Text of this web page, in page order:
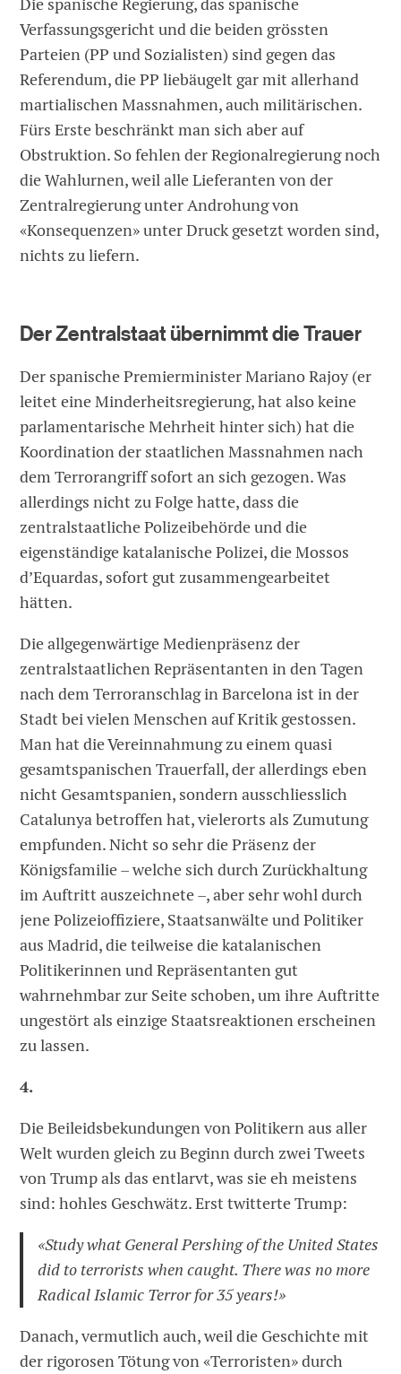
Verfassungsgericht und die beiden grössten
Parteien (PP und Sozialisten) sind gegen das
Referendum, die PP liebäugelt gar mit allerhand
martialischen Massnahmen, auch militärischen.
Fürs Erste beschränkt man sich aber auf
Obstruktion. So fehlen der Regionalregierung noch
die Wahlurnen, weil alle Lieferanten von der
Zentralregierung unter Androhung von
«Konsequenzen» unter Druck gesetzt worden sind,
nichts zu liefern.
Der Zentralstaat übernimmt die Trauer
Der spanische Premierminister Mariano Rajoy (er
leitet eine Minderheitsregierung, hat also keine
parlamentarische Mehrheit hinter sich) hat die
Koordination der staatlichen Massnahmen nach
dem Terrorangriff sofort an sich gezogen. Was
allerdings nicht zu Folge hatte, dass die
zentralstaatliche Polizeibehörde und die
eigenständige katalanische Polizei, die Mossos
d’Equardas, sofort gut zusammengearbeitet
hätten.
Die allgegenwärtige Medienpräsenz der
zentralstaatlichen Repräsentanten in den Tagen
nach dem Terroranschlag in Barcelona ist in der
Stadt bei vielen Menschen auf Kritik gestossen.
Man hat die Vereinnahmung zu einem quasi
gesamtspanischen Trauerfall, der allerdings eben
nicht Gesamtspanien, sondern ausschliesslich
Catalunya betroffen hat, vielerorts als Zumutung
empfunden. Nicht so sehr die Präsenz der
Königsfamilie – welche sich durch Zurückhaltung
im Auftritt auszeichnete –, aber sehr wohl durch
jene Polizeioffiziere, Staatsanwälte und Politiker
aus Madrid, die teilweise die katalanischen
Politikerinnen und Repräsentanten gut
wahrnehmbar zur Seite schoben, um ihre Auftritte
ungestört als einzige Staatsreaktionen erscheinen
zu lassen.
4.
Die Beileidsbekundungen von Politikern aus aller
Welt wurden gleich zu Beginn durch zwei Tweets
von Trump als das entlarvt, was sie eh meistens
sind: hohles Geschwätz. Erst twitterte Trump:
«Study what General Pershing of the United States
did to terrorists when caught. There was no more
Radical Islamic Terror for 35 years!»
Danach, vermutlich auch, weil die Geschichte mit
der rigorosen Tötung von «Terroristen» durch